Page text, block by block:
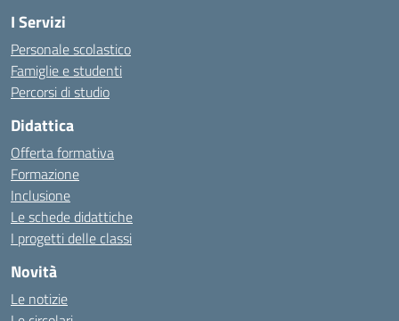
I Servizi
Personale scolastico
Famiglie e studenti
Percorsi di studio
Didattica
Offerta formativa
Formazione
Inclusione
Le schede didattiche
I progetti delle classi
Novità
Le notizie